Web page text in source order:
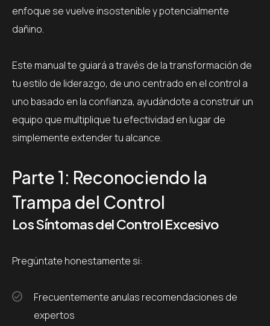
enfoque se vuelve insostenible y potencialmente
dañino.
Este manual te guiará a través de la transformación de
tu estilo de liderazgo, de uno centrado en el control a
uno basado en la confianza, ayudándote a construir un
equipo que multiplique tu efectividad en lugar de
simplemente extender tu alcance.
Parte 1: Reconociendo la
Trampa del Control
Los Síntomas del Control Excesivo
Pregúntate honestamente si:
Frecuentemente anulas recomendaciones de
expertos